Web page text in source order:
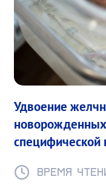
Удвоение
специфической
Время